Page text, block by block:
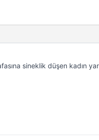
sineklik düşen kadın